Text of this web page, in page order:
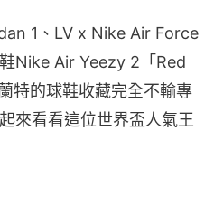
1、LV x Nike Air Force
Nike Air Yeezy 2「Red
特的球鞋收藏完全不輸專
來看看這位世界盃人氣王